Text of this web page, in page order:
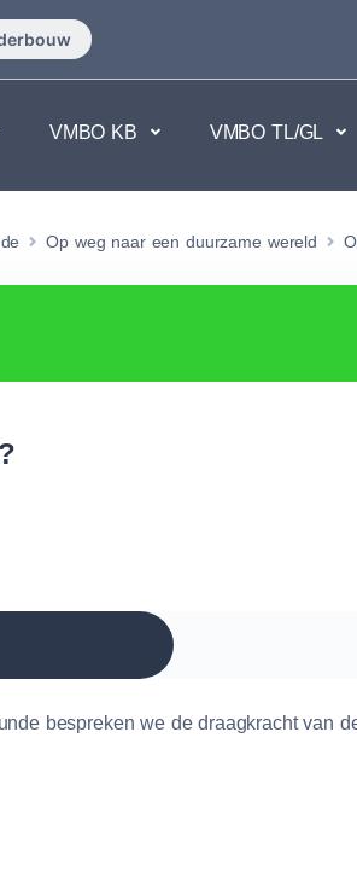
VMBO KB VMBO TL/GL
Taalvakken
Geen vakken.
Op weg naar een duurzame wereld
bespreken we de draagkracht van